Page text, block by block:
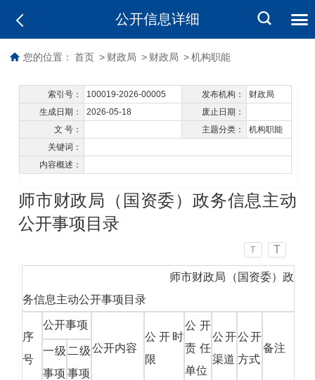
公开信息详细
您的位置： 首页 > 财政局 > 财政局 > 机构职能
索引号： 100019-2026-00005 发布机构：
财政局
生成日期：
2026-05-18
废止日期：
文 号：
主题分类：
机构职能
关键词：
内容概述：
师市财政局（国资委）政务信息主动
公开事项目录
T T
师市财政局（国资委）政
务信息主动公开事项目录
序
号
公开事项
公开内容
公开时
限
公开
责任
单位
公开
渠道
公开
方式
备注
一级
事项
二级
事项